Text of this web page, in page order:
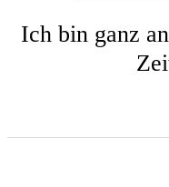
Ich bin ganz